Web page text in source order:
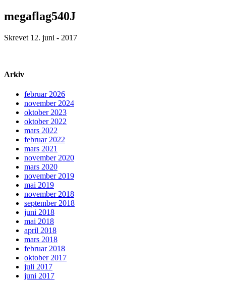
megaflag540J
Skrevet 12. juni - 2017
Arkiv
februar 2026
november 2024
oktober 2023
oktober 2022
mars 2022
februar 2022
mars 2021
november 2020
mars 2020
november 2019
mai 2019
november 2018
september 2018
juni 2018
mai 2018
april 2018
mars 2018
februar 2018
oktober 2017
juli 2017
juni 2017